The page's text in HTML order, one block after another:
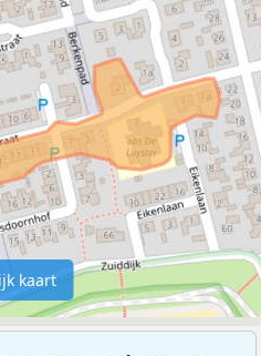
kaart